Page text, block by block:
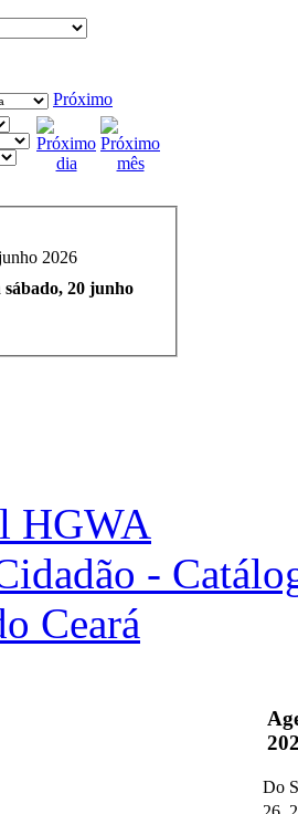
Próximo
2026
sábado, 20 junho
HGWA
-
Ceará
Do